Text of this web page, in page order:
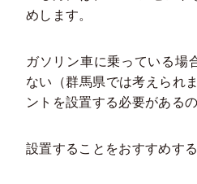
めします。
ガソリン車に乗っている場
ない（群馬県では考えられ
ントを設置する必要がある
設置することをおすすめす